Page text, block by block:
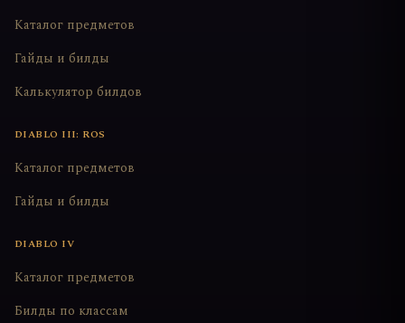
Каталог предметов
Гайды и билды
Калькулятор билдов
DIABLO III: ROS
Каталог предметов
Гайды и билды
DIABLO IV
Каталог предметов
Билды по классам